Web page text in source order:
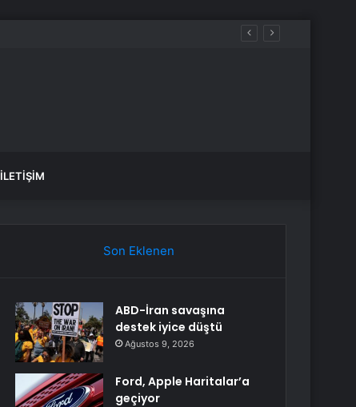
İLETIŞIM
Son Eklenen
ABD-İran savaşına
destek iyice düştü
Ağustos 9, 2026
Ford, Apple Haritalar’a
geçiyor